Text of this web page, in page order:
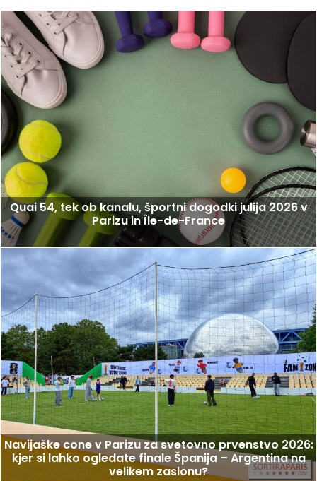
Quai 54, tek ob kanalu, športni dogodki julija 2026 v
Parizu in Île-de-France
Navijaške cone v Parizu za svetovno prvenstvo 2026:
kjer si lahko ogledate finale Španija – Argentina na
velikem zaslonu?